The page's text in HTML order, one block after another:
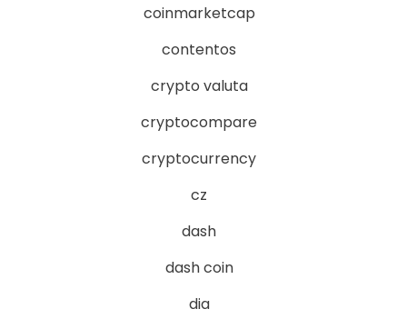
coinmarketcap
contentos
crypto valuta
cryptocompare
cryptocurrency
cz
dash
dash coin
dia